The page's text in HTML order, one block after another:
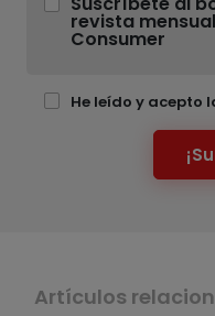
revista mensual
Consumer
He leído y acepto
Artículos